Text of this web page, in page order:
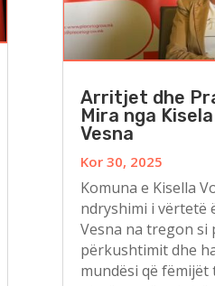
Arritjet dhe
Mira nga
Vesna
Kor 30, 2025
Komuna e Kisella
ndryshimi i vërtetë
Vesna na tregon si
përkushtimit dhe
mundësi që fëmijët